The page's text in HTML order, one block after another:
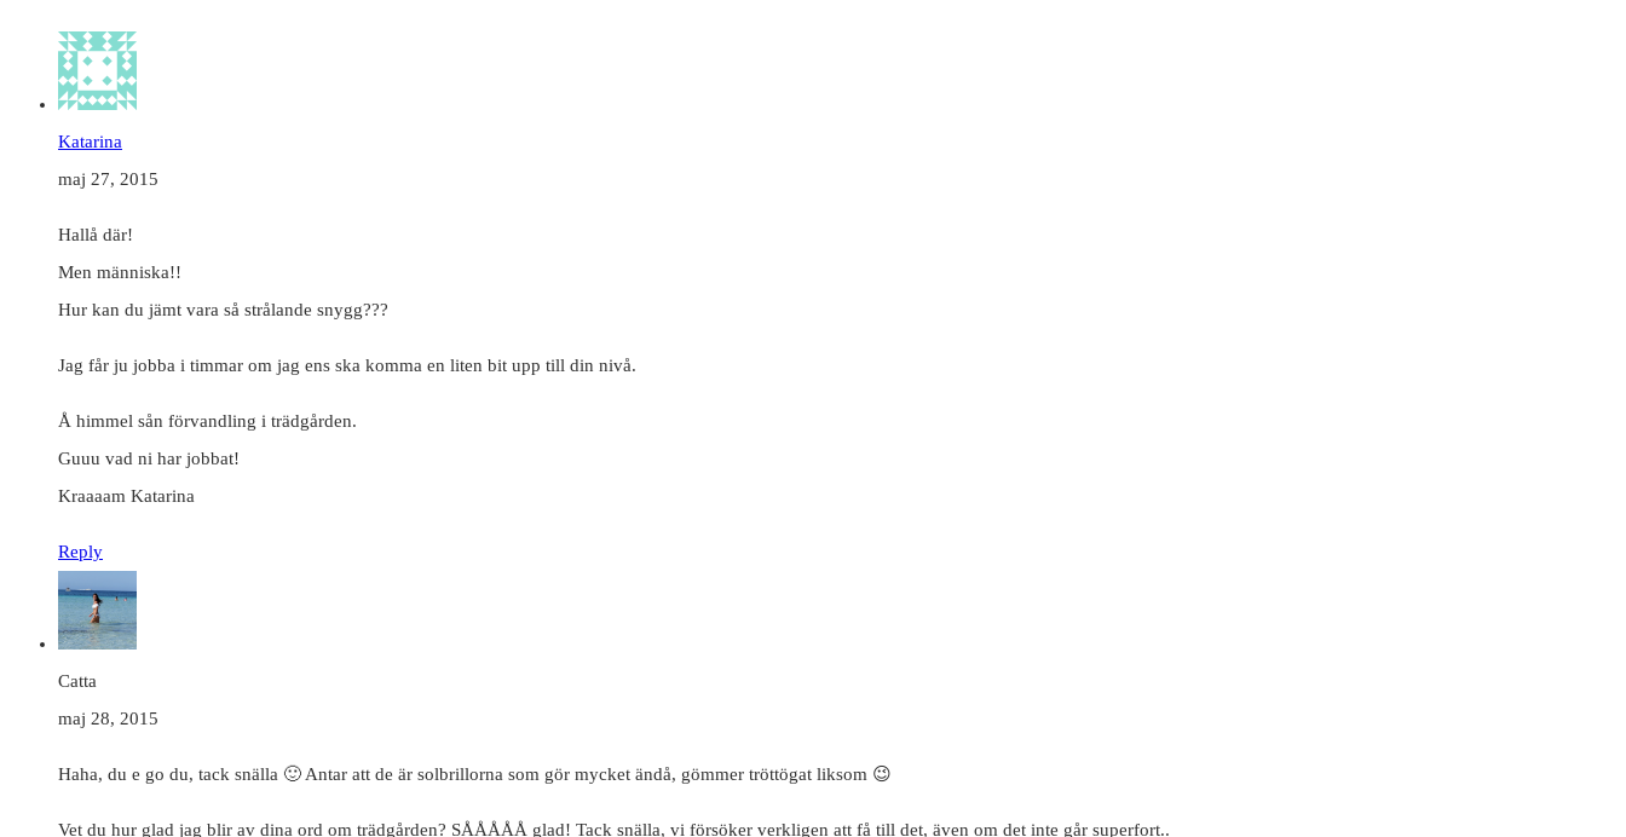
Katarina
maj 27, 2015
Hallå där!
Men människa!!
Hur kan du jämt vara så strålande snygg???
Jag får ju jobba i timmar om jag ens ska komma en liten bit upp till din nivå.
Å himmel sån förvandling i trädgården.
Guuu vad ni har jobbat!
Kraaaam Katarina
Reply
Catta
maj 28, 2015
Haha, du e go du, tack snälla 🙂 Antar att de är solbrillorna som gör mycket ändå, gömmer tröttögat liksom 😉
Vet du hur glad jag blir av dina ord om trädgården? SÅÅÅÅÅ glad! Tack snälla, vi försöker verkligen att få till det, även om det inte går superfort..